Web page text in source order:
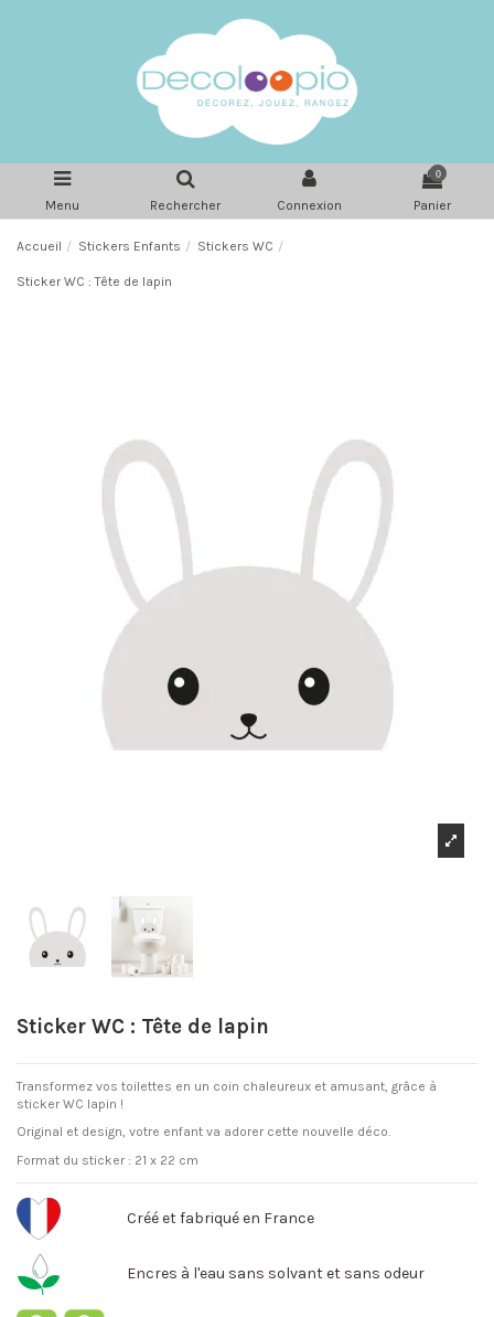
Menu Rechercher Connexion
0
Panier
Accueil Stickers Enfants Stickers WC
Sticker WC : Tête de lapin
Sticker WC : Tête de lapin
Transformez vos toilettes en un coin chaleureux et amusant, grâce à
sticker WC lapin !
Original et design, votre enfant va adorer cette nouvelle déco.
Format du sticker : 21 x 22 cm
Créé et fabriqué en France
Encres à l'eau sans solvant et sans odeur